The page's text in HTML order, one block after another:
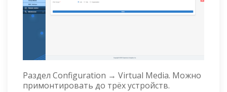
Раздел Configuration → Virtual Media. Можно
примонтировать до трёх устройств.